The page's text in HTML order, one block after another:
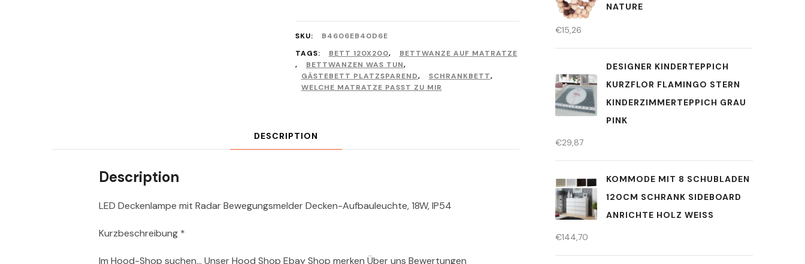
SKU:
B4606EB40D6E
TAGS:
BETT 120X200,
BETTWANZE AUF MATRATZE
,
BETTWANZEN WAS TUN,
GÄSTEBETT PLATZSPAREND, SCHRANKBETT,
WELCHE MATRATZE PASST ZU MIR
DESCRIPTION
Description
LED Deckenlampe mit Radar Bewegungsmelder Decken-Aufbauleuchte, 18W, IP54
Kurzbeschreibung *
Im Hood-Shop suchen… Unser Hood Shop Ebay Shop merken Über uns Bewertungen
NATURE
€15,26
DESIGNER KINDERTEPPICH
KURZFLOR FLAMINGO STERN
KINDERZIMMERTEPPICH GRAU
PINK
€29,87
KOMMODE MIT 8 SCHUBLADEN
120CM SCHRANK SIDEBOARD
ANRICHTE HOLZ WEISS
€144,70